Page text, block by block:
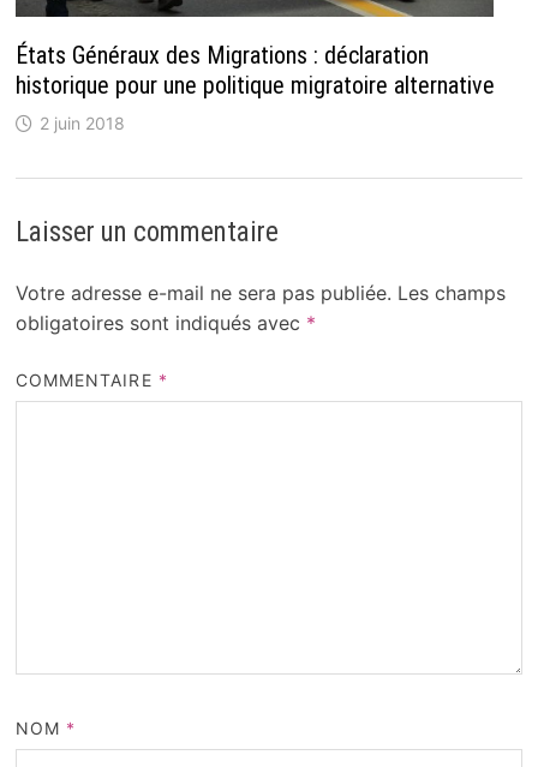
États Généraux des Migrations : déclaration
historique pour une politique migratoire alternative
2 juin 2018
Laisser un commentaire
Votre adresse e-mail ne sera pas publiée. Les champs
obligatoires sont indiqués avec *
COMMENTAIRE *
NOM *